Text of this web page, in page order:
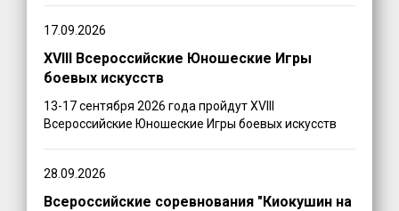
17.09.2026
XVIII Всероссийские Юношеские Игры
боевых искусств
13-17 сентября 2026 года пройдут XVIII
Всероссийские Юношеские Игры боевых искусств
28.09.2026
Всероссийские соревнования "Киокушин на